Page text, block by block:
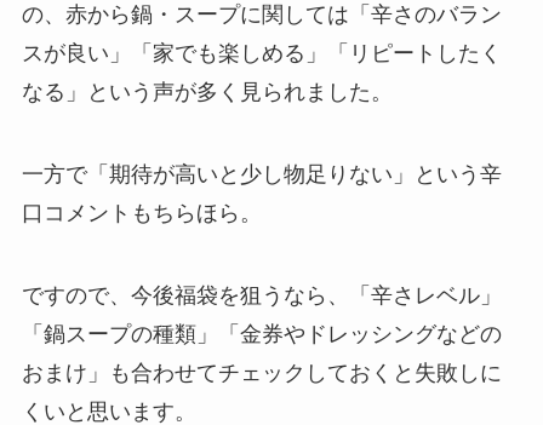
の、赤から鍋・スープに関しては「辛さのバラン
スが良い」「家でも楽しめる」「リピートしたく
なる」という声が多く見られました。
一方で「期待が高いと少し物足りない」という辛
口コメントもちらほら。
ですので、今後福袋を狙うなら、「辛さレベル」
「鍋スープの種類」「金券やドレッシングなどの
おまけ」も合わせてチェックしておくと失敗しに
くいと思います。